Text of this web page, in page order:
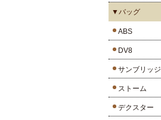
▼バッグ
ABS
DV8
サンブリッジ
ストーム
デクスター